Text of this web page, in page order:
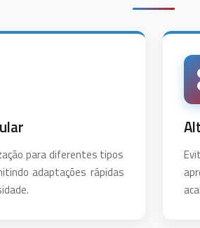
para diferentes tipos
adaptações rápidas